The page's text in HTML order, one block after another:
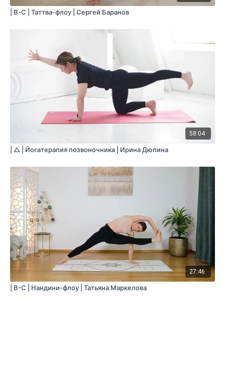
| B-C | Таттва-флоу | Сергей Баранов
58:04
| △ | Йогатерапия позвоночника | Ирина Дюпина
27:46
| B-C | Нандини-флоу | Татьяна Маркелова